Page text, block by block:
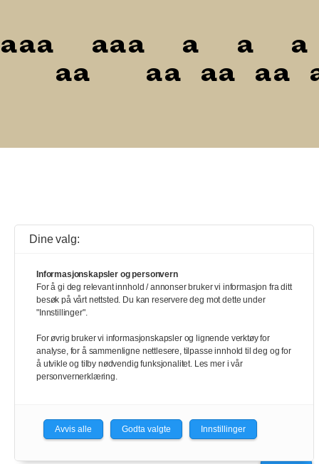
a a
a
Dine valg:
Informasjonskapsler og personvern
For å gi deg relevant innhold / annonser bruker vi informasjon fra ditt
besøk på vårt nettsted. Du kan reservere deg mot dette under
"Innstillinger".
For øvrig bruker vi informasjonskapsler og lignende verktøy for
analyse, for å sammenligne nettlesere, tilpasse innhold til deg og for
å utvikle og tilby nødvendig funksjonalitet. Les mer i vår
personvernerklæring.
Avvis alle Godta valgte Innstillinger